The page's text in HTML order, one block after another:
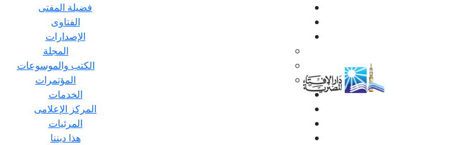
فضيلة المفتى
الفتاوى
الإصدارات
المجلة
الكتب والموسوعات
المؤتمرات
الخدمات
المركز الإعلامى
المرئيات
هذا ديننا